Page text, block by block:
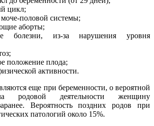
цикл;
моче-половой системы;
аборты;
болезни, из-за нарушения уровня
положение плода;
активности.
еще при беременности, о вероятной
родовой деятельности женщину
Вероятность поздних родов при
патологий около 15%.